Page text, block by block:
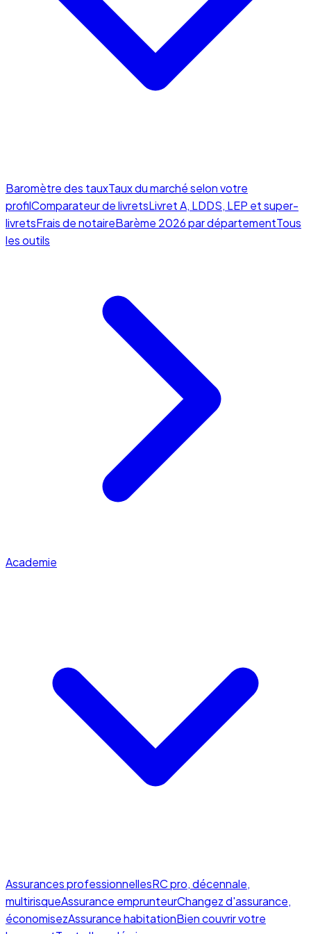
Baromètre des tauxTaux du marché selon votre
profilComparateur de livretsLivret A, LDDS, LEP et super-
livretsFrais de notaireBarème 2026 par départementTous
les outils
Academie
Assurances professionnellesRC pro, décennale,
multirisqueAssurance emprunteurChangez d'assurance,
économisezAssurance habitationBien couvrir votre